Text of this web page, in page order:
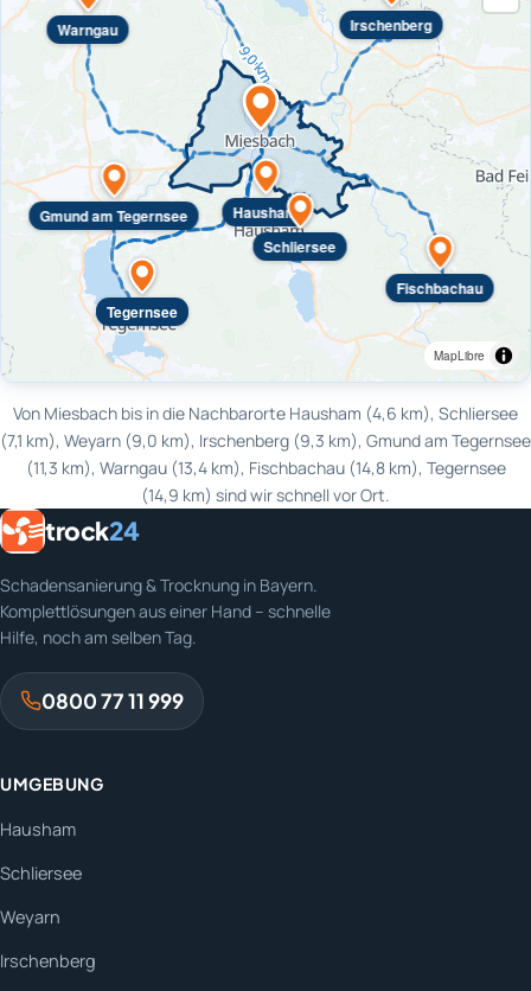
Hausham
Schliersee
Irschenberg
Gmund am Tegernsee
Warngau
Tegernsee
Fischbachau
MapLibre
Von Miesbach bis in die Nachbarorte Hausham (4,6 km), Schliersee
(7,1 km), Weyarn (9,0 km), Irschenberg (9,3 km), Gmund am Tegernsee
(11,3 km), Warngau (13,4 km), Fischbachau (14,8 km), Tegernsee
(14,9 km) sind wir schnell vor Ort.
trock24
Schadensanierung & Trocknung in Bayern.
Komplettlösungen aus einer Hand – schnelle
Hilfe, noch am selben Tag.
0800 77 11 999
UMGEBUNG
Hausham
Schliersee
Weyarn
Irschenberg